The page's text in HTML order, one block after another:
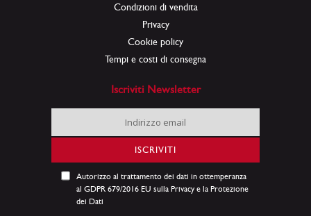
Condizioni di vendita
Privacy
Cookie policy
Tempi e costi di consegna
Iscriviti Newsletter
Iscriviti
alla
nostra
ISCRIVITI
Autorizzo al trattamento dei dati in ottemperanza
al GDPR 679/2016 EU sulla Privacy e la Protezione
dei Dati